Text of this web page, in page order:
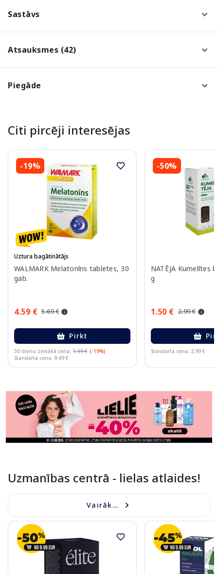
Sastāvs
Atsauksmes (42)
Piegāde
Citi pircēji interesējas
-19%
Uztura bagātinātājs
WALMARK Melatonīns tabletes, 30
gab.
4.59 € 5.69 €
Pirkt
30 dienu zemākā cena: 5.69 € (-19%)
Standarta cena: 9.49 €
-50%
NATĒJA Kumelītes
g
1.50 € 2.99 €
Standarta cena: 2.99 €
Uzmanības centrā - lielas atlaides!
Vairāk...